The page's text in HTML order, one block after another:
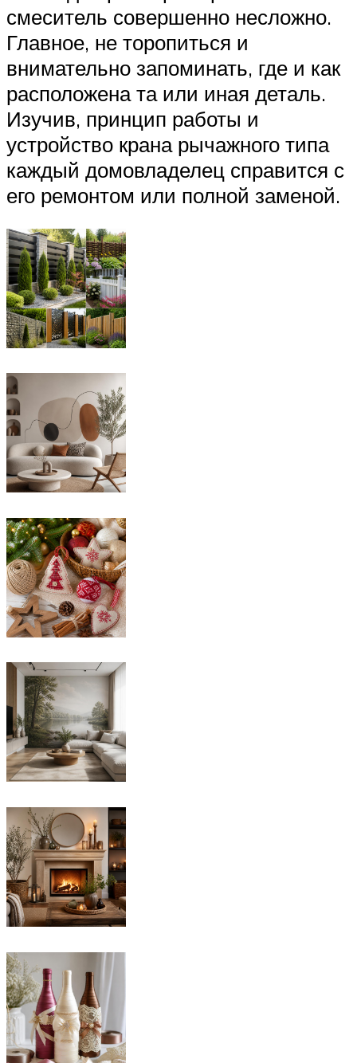
смеситель совершенно несложно.
Главное, не торопиться и
внимательно запоминать, где и как
расположена та или иная деталь.
Изучив, принцип работы и
устройство крана рычажного типа
каждый домовладелец справится с
его ремонтом или полной заменой.